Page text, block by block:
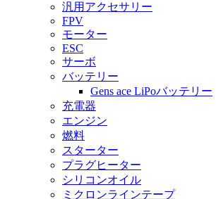
汎用アクセサリー
FPV
モーター
ESC
サーボ
バッテリー
Gens ace LiPoバッテリー
充電器
エンジン
燃料
スターター
プラグヒーター
シリコンオイル
ミクロンラインテープ